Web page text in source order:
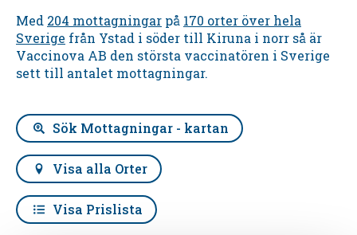
Med 204 mottagningar på 170 orter över hela
Sverige från Ystad i söder till Kiruna i norr så är
Vaccinova AB den största vaccinatören i Sverige
sett till antalet mottagningar.
Sök Mottagningar - kartan
Visa alla Orter
Visa Prislista